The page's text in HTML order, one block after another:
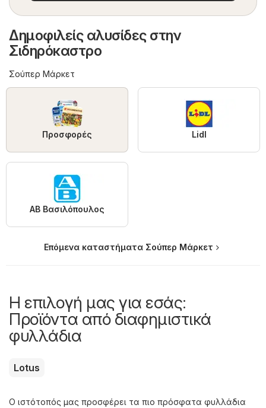
Δημοφιλείς αλυσίδες στην
Σιδηρόκαστρο
Σούπερ Μάρκετ
Προσφορές Lidl
ΑΒ Βασιλόπουλος
Επόμενα καταστήματα Σούπερ Μάρκετ
Η επιλογή μας για εσάς:
Προϊόντα από διαφημιστικά
φυλλάδια
Lotus
Ο ιστότοπός μας προσφέρει τα πιο πρόσφατα φυλλάδια